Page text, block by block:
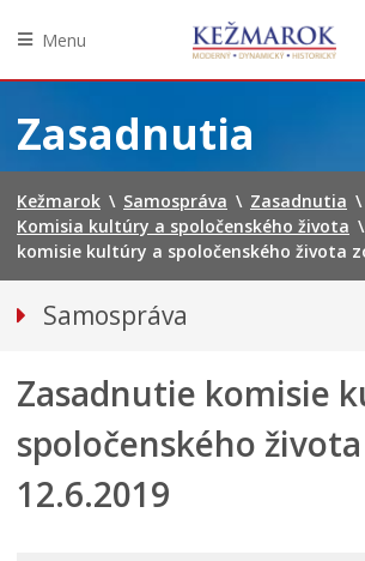
obsah
Menu
Zasadnutia
Kežmarok \ Samospráva \ Zasadnutia \
Komisia kultúry a spoločenského života \
komisie kultúry a spoločenského života
Samospráva
Mestské zastupiteľstvo
Mestská školská rada
Elektronická verejná správa
Zasadnutie komisie
spoločenského
12.6.2019